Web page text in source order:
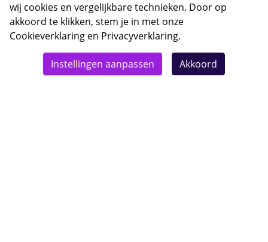
© 2026 Bebsy.nl
wij cookies en vergelijkbare technieken. Door op
akkoord te klikken, stem je in met onze
Cookieverklaring en Privacyverklaring.
Instellingen aanpassen Akkoord